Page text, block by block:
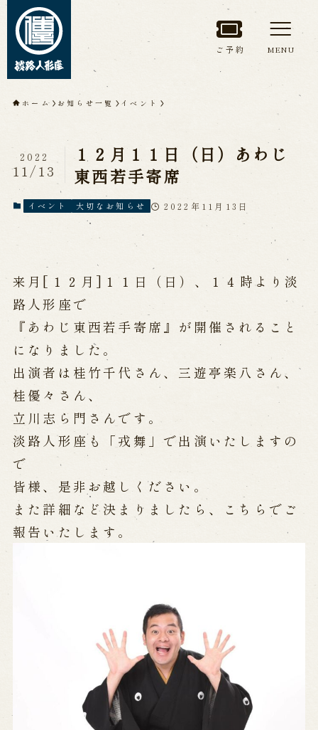
トップページ
淡路人形座について
淡路人形座とは
座員紹介
人間国宝 故鶴澤友路師匠
淡路人形座の成り立ち
淡路人形座で研修した人々
淡路人形浄瑠璃を受け継いで
公演情報
公演カレンダー
開催中の公演
近日開催の公演
出張公演
出張公演
学校公演
海外旅行客向け特別公演「くにうみ」
歴史
淡路島と国生み神話
営業日時・料金 アクセス 館内のご案内
お問い合わせ
ご予約 MENU
ホーム お知らせ一覧 イベント
１２月１１日（日）あわじ
東西若手寄席
2022
11/13
イベント 大切なお知らせ 2022年11月13日
来月[１２月]１１日（日）、１４時より淡
路人形座で
『あわじ東西若手寄席』が開催されること
になりました。
出演者は桂竹千代さん、三遊亭楽八さん、
桂優々さん、
立川志ら門さんです。
淡路人形座も「戎舞」で出演いたしますの
で
皆様、是非お越しください。
また詳細など決まりましたら、こちらでご
報告いたします。